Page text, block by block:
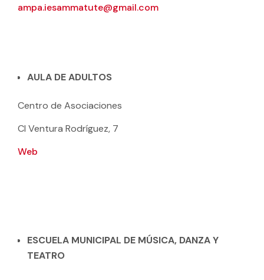
ampa.iesammatute@gmail.com
AULA DE ADULTOS
Centro de Asociaciones
Cl Ventura Rodríguez, 7
Web
ESCUELA MUNICIPAL DE MÚSICA, DANZA Y
TEATRO